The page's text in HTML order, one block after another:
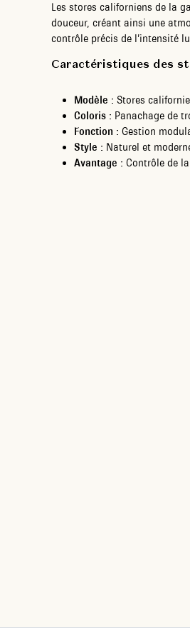
Les stores californiens de la
douceur, créant ainsi une
contrôle précis de l’intensité
Caractéristiques des
Modèle : Stores
Coloris : Panachage de
Fonction : Gestion
Style : Naturel et
Avantage : Contrôle de